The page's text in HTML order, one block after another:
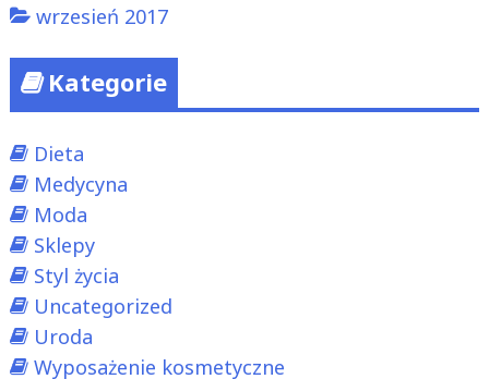
wrzesień 2017
Kategorie
Dieta
Medycyna
Moda
Sklepy
Styl życia
Uncategorized
Uroda
Wyposażenie kosmetyczne